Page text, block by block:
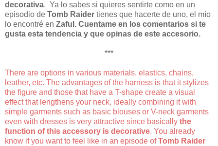
decorativa. Ya lo sabes si quieres sentirte como en un
episodio de Tomb Raider tienes que hacerte de uno, el mío
lo encontré en Zaful. Cuentame en los comentarios si te
gusta esta tendencia y que opinas de este accesorio.
***
There are options in various materials, elastics, chains,
leather, etc. The advantages of the harness is that it stylizes
the figure and those that have a T-shape create a visual
effect that lengthens your neck, ideally combining it with
simple garments such as basic blouses or V-neck garments
even with dresses is very attractive since basically the
function of this accessory is decorative. You already
know if you want to feel like in an episode ofTomb Raider